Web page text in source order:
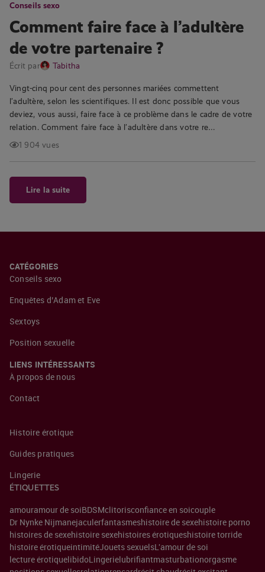
Conseils sexo
Comment faire face à l’adultère
de votre partenaire ?
Écrit par Tabitha
Vingt-cinq pour cent des personnes mariées commettent
l’adultère, selon les scientifiques. Il est donc possible que vous
deviez, vous aussi, faire face à ce problème dans le cadre de votre
relation. Comment faire face à l’adultère dans votre re…
1 904 vues
Lire la suite
CATÉGORIES
Conseils sexo
Enquêtes d’Adam et Eve
Sextoys
Position sexuelle
LIENS INTÉRESSANTS
À propos de nous
Contact
Histoire érotique
Guides pratiques
Lingerie
ÉTIQUETTES
amouramour de soiBDSMclitorisconfiance en soicouple
Dr Nynke Nijmanejaculerfantasmeshistoire de sexehistoire porno
histoires de sexehistoire sexehistoires érotiqueshistoire torride
histoire érotiqueintimitéJouets sexuelsL'amour de soi
lecture érotiquelibidoLingerielubrifiantmasturbationorgasme